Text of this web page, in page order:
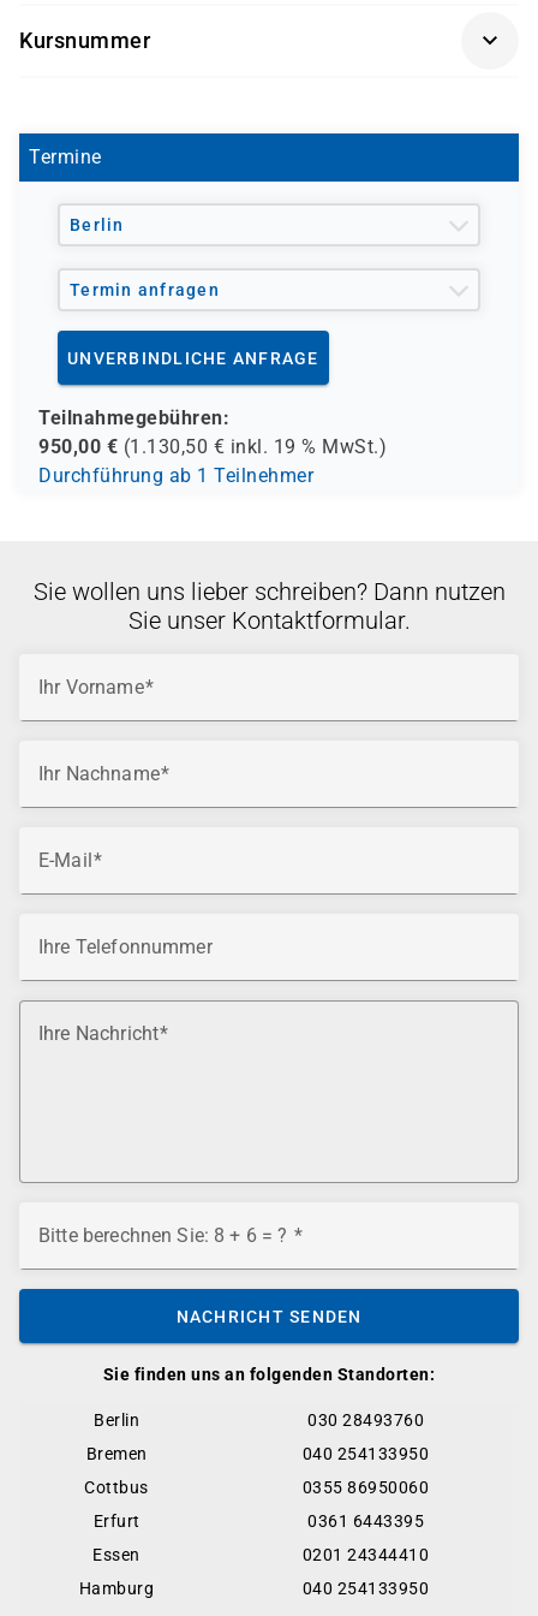
- regionale Einrichtungen
und andere Träger möglich
Kursnummer
Termine
Berlin
Termin anfragen
UNVERBINDLICHE ANFRAGE
Teilnahmegebühren:
950,00 € (1.130,50 € inkl. 19 % MwSt.)
Durchführung ab 1 Teilnehmer
Sie finden uns an folgenden Standorten:
Berlin
030 28493760
Bremen
040 254133950
Cottbus
0355 86950060
Erfurt
0361 6443395
Essen
0201 24344410
Hamburg
040 254133950
Sie wollen uns lieber schreiben? Dann nutzen
Sie unser Kontaktformular.
Ihr Vorname
Ihr Nachname
E-Mail
Ihre Telefonnummer
Ihre Nachricht
Bitte berechnen Sie: 8 + 6 = ?
NACHRICHT SENDEN